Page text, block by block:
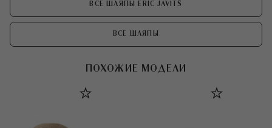
ВСЕ ШЛЯПЫ ERIC JAVITS
ВСЕ ШЛЯПЫ
ПОХОЖИЕ МОДЕЛИ